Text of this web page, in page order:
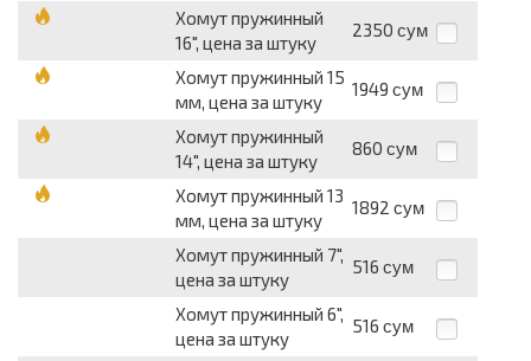
Хомут пружинный
16", цена за штуку
2350 сум
Хомут пружинный 15
мм, цена за штуку
1949 сум
Хомут пружинный
14", цена за штуку
860 сум
Хомут пружинный 13
мм, цена за штуку
1892 сум
Хомут пружинный 7",
цена за штуку
516 сум
Хомут пружинный 6",
цена за штуку
516 сум